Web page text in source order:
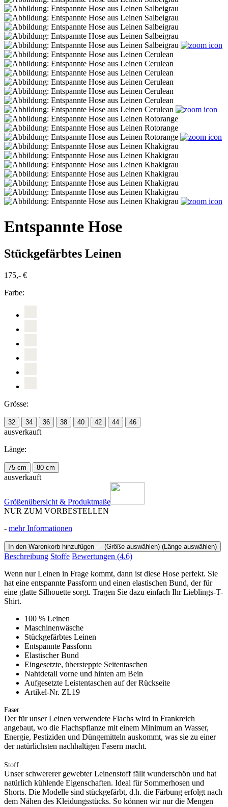
Entspannte Hose
Stückgefärbtes Leinen
175,- €
Farbe:
Grösse:
32 34 36 38 40 42 44 46
ausverkauft
Länge:
75 cm 80 cm
ausverkauft
Größenübersicht & Produktmaße
NUR ZUM VORBESTELLEN
- mehr Informationen
In den Warenkorb hinzufügen (Größe auswählen) (Länge auswählen)
Beschreibung Stoffe Bewertungen (4.6)
Wenn nur Leinen in Frage kommt, dann ist diese Hose perfekt. Sie
hat eine entspannte Passform und einen elastischen Bund, der für
eine glatte Silhouette sorgt. Tragen Sie dazu einfach Ihr Lieblings-T-
Shirt.
100 % Leinen
Maschinenwäsche
Stückgefärbtes Leinen
Entspannte Passform
Elastischer Bund
Eingesetzte, übersteppte Seitentaschen
Nahtdetail vorne und hinten am Bein
Aufgesetzte Leistentaschen auf der Rückseite
Artikel-Nr. ZL19
Faser
Der für unser Leinen verwendete Flachs wird in Frankreich
angebaut, wo die Flachspflanze mit einem Minimum an Wasser,
Energie, Pestiziden und Düngemitteln auskommt, was sie zu einer
der natürlichsten nachhaltigen Fasern macht.
Stoff
Unser schwererer gewebter Leinenstoff fällt wunderschön und hat
natürlich kühlende Eigenschaften. Ideal für Sommerhosen und
Shorts. Die Modelle sind stückgefärbt, d.h. die Färbung erfolgt nach
dem Nähen des Kleidungsstücks. So können wir nur die Mengen